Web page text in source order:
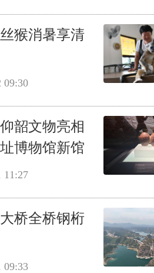
猴消暑享清
09:30
韶文物亮相
博物馆新馆
11:27
桥全桥钢桁
09:33